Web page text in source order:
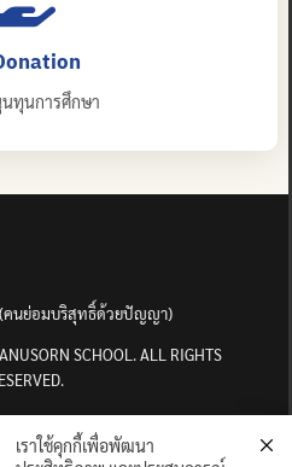
ทุนการศึกษา
นย่อมบริสุทธิ์ด้วยปัญญา)
SCHOOL. ALL RIGHTS
เราใช้คุกกี้เพื่อพัฒนา